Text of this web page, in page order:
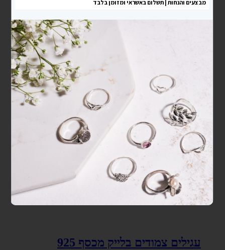
עגילים צמודים בלייק מכסף 925